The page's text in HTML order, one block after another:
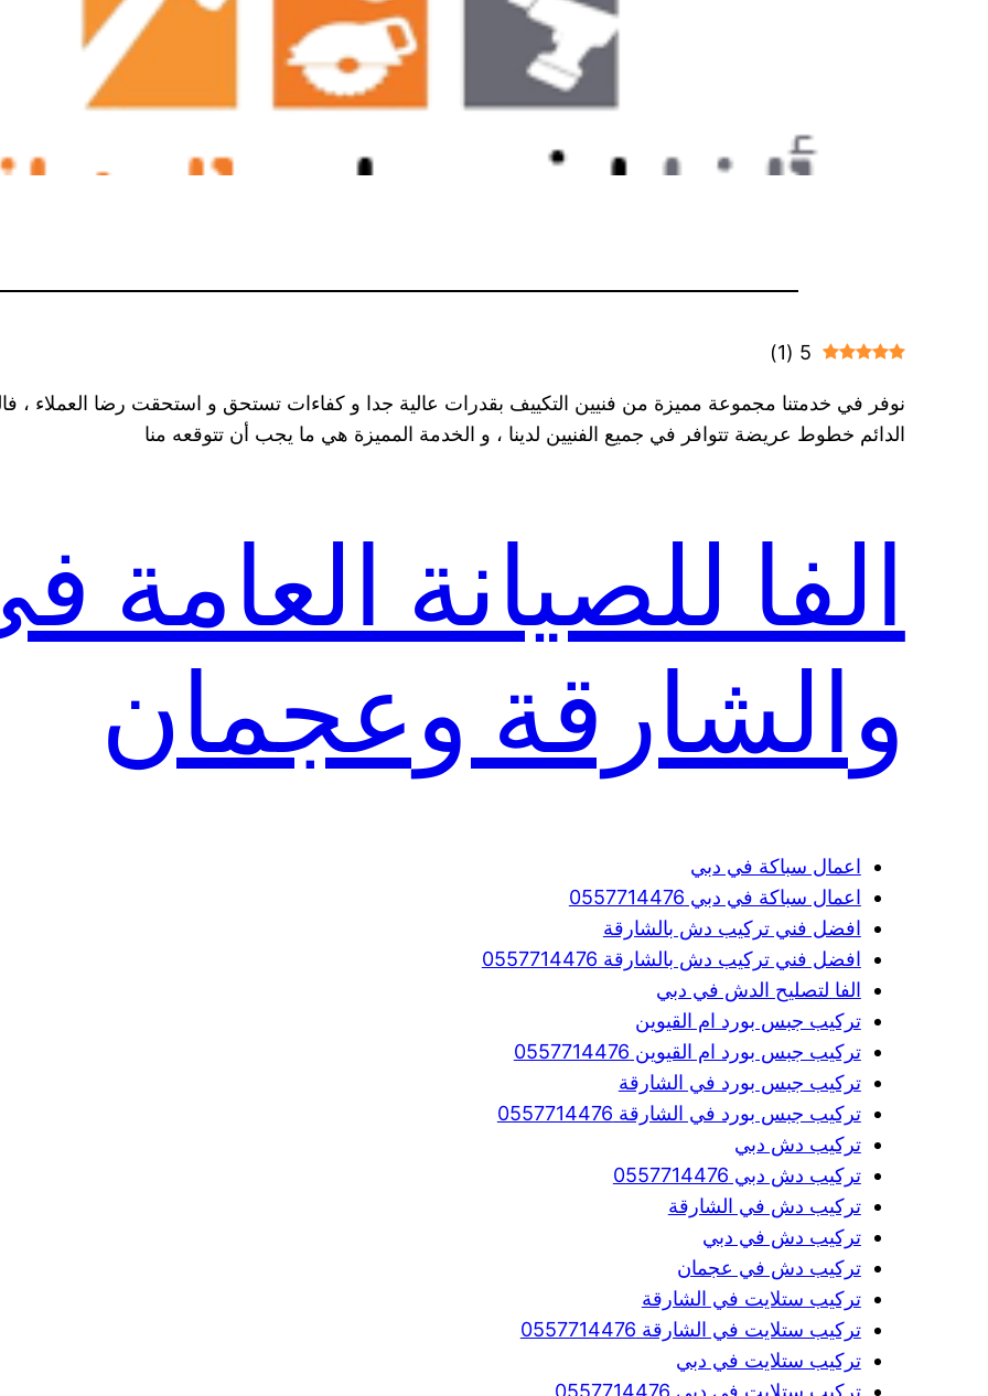
5
(
1
)
نوفر في خدمتنا مجموعة مميزة من فنيين التكييف بقدرات عالية جدا و كفاءات تستحق و استحقت رضا العملاء ،
الدائم خطوط عريضة تتوافر في جميع الفنيين لدينا ، و الخدمة المميزة هي ما يجب أن تتوقعه منا
الفا للصيانة العامة
والشارقة وعجمان
اعمال سباكة في دبي
اعمال سباكة في دبي 0557714476
افضل فني تركيب دش بالشارقة
افضل فني تركيب دش بالشارقة 0557714476
الفا لتصليح الدش في دبي
تركيب جبس بورد ام القيوين
تركيب جبس بورد ام القيوين 0557714476
تركيب جبس بورد في الشارقة
تركيب جبس بورد في الشارقة 0557714476
تركيب دش دبي
تركيب دش دبي 0557714476
تركيب دش في الشارقة
تركيب دش في دبي
تركيب دش في عجمان
تركيب ستلايت في الشارقة
تركيب ستلايت في الشارقة 0557714476
تركيب ستلايت في دبي
تركيب ستلايت في دبي 0557714476